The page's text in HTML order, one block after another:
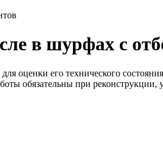
в шурфах с
оценки его технического
обязательны при